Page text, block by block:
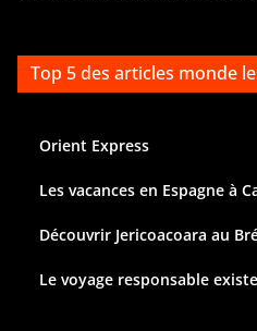
Top 5 des articles monde
Orient Express
Les vacances en Espagne à
Découvrir Jericoacoara au
Le voyage responsable